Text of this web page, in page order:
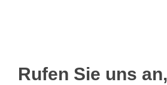
Rufen Sie uns